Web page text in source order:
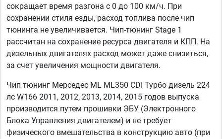
сокращает время разгона с 0 до 100 км/ч. При
сохранении стиля езды, расход топлива после чип
тюнинга не увеличивается. Чип-тюнинг Stage 1
рассчитан на сохранение ресурса двигателя и КПП. На
дизельных двигателях расход может даже снизиться,
за счет увеличения мощности двигателя.
Чип тюнинг Мерседес ML ML350 CDI Турбо дизель 224
лс W166 2011, 2012, 2013, 2014, 2015 годов выпуска
производится путем прошивки ЭБУ (Электронного
Блока Управления двигателем) и не требует
физического вмешательства в конструкцию авто (при